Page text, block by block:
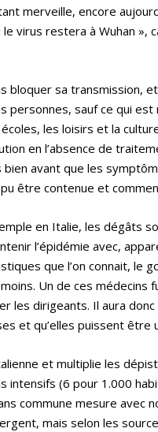
merveille, encore
virus restera à Wuhan »,
bloquer sa transmission,
sauf ce qui
les loisirs et la
en l’absence de
avant que les
être contenue et
en Italie, les dégâts
l’épidémie avec,
que l’on connait, le
Un de ces médecins
les dirigeants. Il aura donc
et qu’elles puissent être
et multiplie les
(6 pour 1.000
commune mesure avec
mais selon les